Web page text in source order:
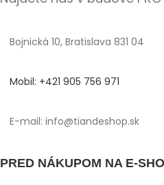
Bojnická 10, Bratislava 831 04
Mobil: +421 905 756 971
E-mail: info@tiandeshop.sk
PRED NÁKUPOM NA E-